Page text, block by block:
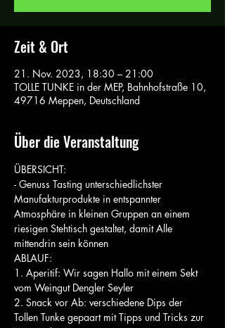
Zeit & Ort
21. Nov. 2023, 18:30 – 21:00
TOLLE TUNKE in der MEP, Bahnhofstraße 10,
49716 Meppen, Deutschland
Über die Veranstaltung
ÜBERSICHT:
- Genuss Tasting unterschiedlichster
Manufakturprodukte in entspannter
Atmosphäre in kleinen Gruppen an einem
riesigen Stehtisch gestaltet, damit Alle
mittendrin sein können
ABLAUF:
1. Aperitif: Wir sagen Hallo mit einem Sekt
vom Weingut Dengler Seyler
2. Snack vor Ab: verschiedene Dips der
Tollen Tunke gepaart mit Tipps und Tricks zur